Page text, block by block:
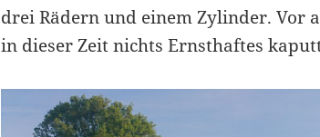
drei Rädern und einem Zylinder. Vor
in dieser Zeit nichts Ernsthaftes